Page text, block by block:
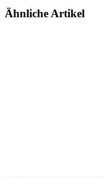
Ähnliche Artikel